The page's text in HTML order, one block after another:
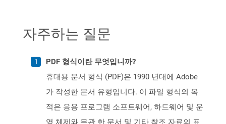
자주하는 질문
PDF 형식이란 무엇입니까?
휴대용 문서 형식 (PDF)은 1990 년대에 Adobe
가 작성한 문서 유형입니다. 이 파일 형식의 목
적은 응용 프로그램 소프트웨어, 하드웨어 및 운
영 체제와 무관 한 문서 및 기타 참조 자료의 표